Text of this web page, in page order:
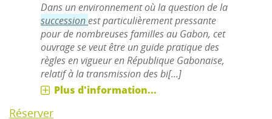
Dans un environnement où la question de la
successionest particulièrement pressante
pour de nombreuses familles au Gabon, cet
ouvrage se veut être un guide pratique des
règles en vigueur en République Gabonaise,
relatif à la transmission des bi[...]
Plus d'information...
Réserver